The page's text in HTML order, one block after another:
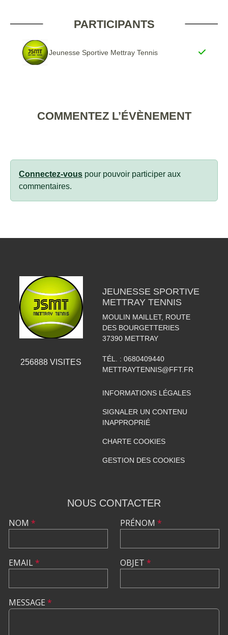
PARTICIPANTS
Jeunesse Sportive Mettray Tennis
COMMENTEZ L’ÉVÈNEMENT
Connectez-vous pour pouvoir participer aux
commentaires.
256888 VISITES
JEUNESSE SPORTIVE
METTRAY TENNIS
MOULIN MAILLET, ROUTE
DES BOURGETTERIES
37390 METTRAY
TÉL. : 0680409440
METTRAYTENNIS@FFT.FR
INFORMATIONS LÉGALES
SIGNALER UN CONTENU
INAPPROPRIÉ
CHARTE COOKIES
GESTION DES COOKIES
NOUS CONTACTER
NOM *
EMAIL*
PRÉNOM *
OBJET *
MESSAGE *